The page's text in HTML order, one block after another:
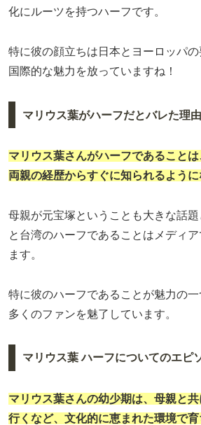
化にルーツを持つハーフです。
特に彼の顔立ちは日本とヨーロッパの
国際的な魅力を放っていますね！
マリウス葉がハーフだとバレた理
マリウス葉さんがハーフであること
両親の経歴からすぐに知られるように
母親が元宝塚ということも大きな話
と台湾のハーフであることはメディ
ます。
特に彼のハーフであることが魅力の一
多くのファンを魅了しています。
マリウス葉 ハーフについてのエピ
マリウス葉さんの幼少期は、母親と
行くなど、文化的に恵まれた環境で育